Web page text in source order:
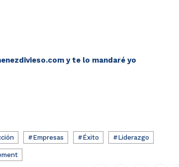
y te lo mandaré yo
#Empresas #Éxito #Liderazgo